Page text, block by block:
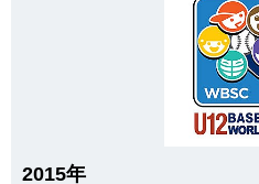
2015年